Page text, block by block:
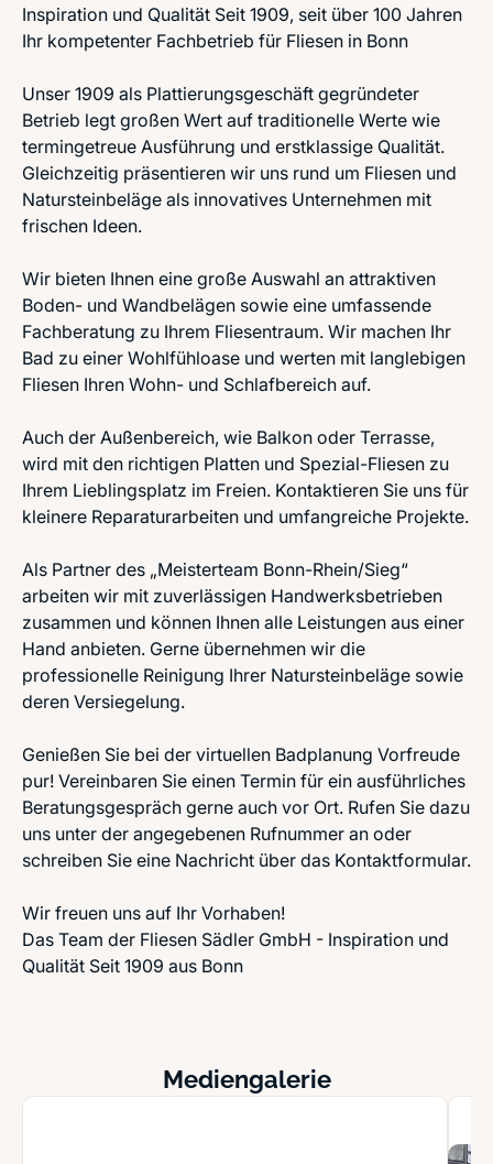
Inspiration und Qualität Seit 1909, seit über 100 Jahren
Ihr kompetenter Fachbetrieb für Fliesen in Bonn
Unser 1909 als Plattierungsgeschäft gegründeter
Betrieb legt großen Wert auf traditionelle Werte wie
termingetreue Ausführung und erstklassige Qualität.
Gleichzeitig präsentieren wir uns rund um Fliesen und
Natursteinbeläge als innovatives Unternehmen mit
frischen Ideen.
Wir bieten Ihnen eine große Auswahl an attraktiven
Boden- und Wandbelägen sowie eine umfassende
Fachberatung zu Ihrem Fliesentraum. Wir machen Ihr
Bad zu einer Wohlfühloase und werten mit langlebigen
Fliesen Ihren Wohn- und Schlafbereich auf.
Auch der Außenbereich, wie Balkon oder Terrasse,
wird mit den richtigen Platten und Spezial-Fliesen zu
Ihrem Lieblingsplatz im Freien. Kontaktieren Sie uns für
kleinere Reparaturarbeiten und umfangreiche Projekte.
Als Partner des „Meisterteam Bonn-Rhein/Sieg“
arbeiten wir mit zuverlässigen Handwerksbetrieben
zusammen und können Ihnen alle Leistungen aus einer
Hand anbieten. Gerne übernehmen wir die
professionelle Reinigung Ihrer Natursteinbeläge sowie
deren Versiegelung.
Genießen Sie bei der virtuellen Badplanung Vorfreude
pur! Vereinbaren Sie einen Termin für ein ausführliches
Beratungsgespräch gerne auch vor Ort. Rufen Sie dazu
uns unter der angegebenen Rufnummer an oder
schreiben Sie eine Nachricht über das Kontaktformular.
Wir freuen uns auf Ihr Vorhaben!
Das Team der Fliesen Sädler GmbH - Inspiration und
Qualität Seit 1909 aus Bonn
Mediengalerie